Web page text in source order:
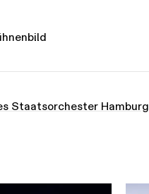
Staats­orchester Hamburg